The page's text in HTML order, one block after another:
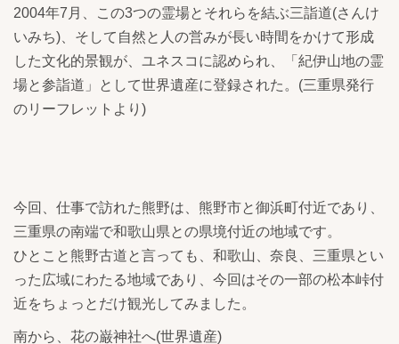
2004年7月、この3つの霊場とそれらを結ぶ三詣道(さんけ
いみち)、そして自然と人の営みが長い時間をかけて形成
した文化的景観が、ユネスコに認められ、「紀伊山地の霊
場と参詣道」として世界遺産に登録された。(三重県発行
のリーフレットより)
今回、仕事で訪れた熊野は、熊野市と御浜町付近であり、
三重県の南端で和歌山県との県境付近の地域です。
ひとこと熊野古道と言っても、和歌山、奈良、三重県とい
った広域にわたる地域であり、今回はその一部の松本峠付
近をちょっとだけ観光してみました。
南から、花の巌神社へ(世界遺産)